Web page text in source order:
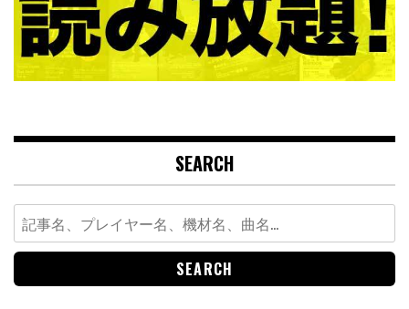
SEARCH
Search
for: